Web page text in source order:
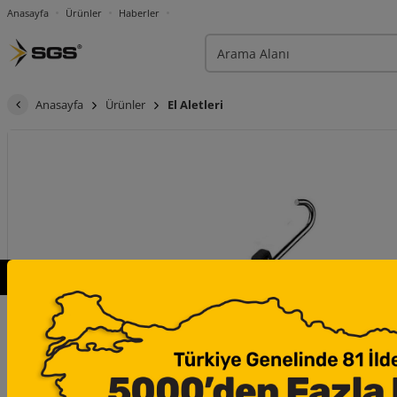
Anasayfa Ürünler Haberler
Anasayfa Ürünler El Aletleri